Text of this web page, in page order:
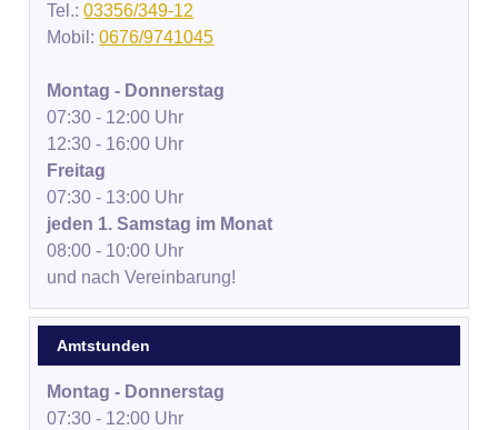
Tel.:03356/349-12
Mobil:0676/9741045
Montag - Donnerstag
07:30 - 12:00 Uhr
12:30 - 16:00 Uhr
Freitag
07:30 - 13:00 Uhr
jeden 1. Samstag im Monat
08:00 - 10:00 Uhr
und nach Vereinbarung!
Amtstunden
Montag - Donnerstag
07:30 - 12:00 Uhr